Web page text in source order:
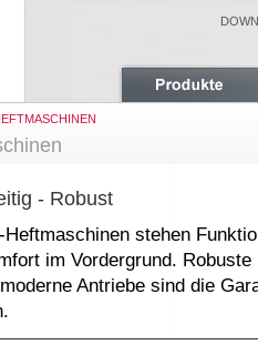
- Robust
Heftmaschinen stehen
im Vordergrund.
Antriebe sind die